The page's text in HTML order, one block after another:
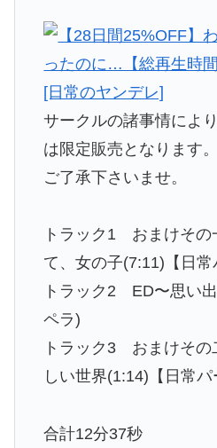
サークルの諸事情によ
は限定販売となります。
ご了承下さいませ。
トラック1 おまけそ
て、女の子(7:11)【日常
トラック2 ED〜思い
ペラ)
トラック3 おまけそ
しい世界(1:14)【日常パ
合計12分37秒